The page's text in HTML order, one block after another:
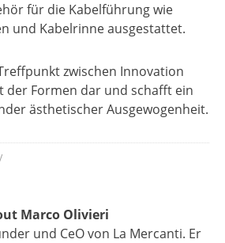
für die Kabelführung wie
und Kabelrinne ausgestattet.
zwischen Innovation
der Formen dar und schafft ein
ästhetischer Ausgewogenheit.
Marco Olivieri
und CeO von La Mercanti. Er